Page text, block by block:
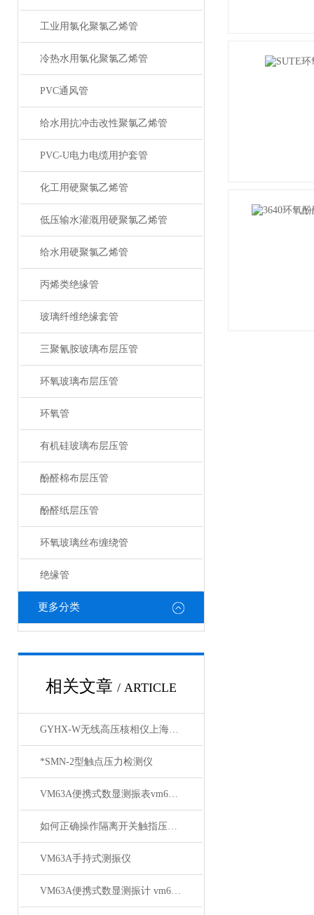
工业用氯化聚氯乙烯管
冷热水用氯化聚氯乙烯管
PVC通风管
给水用抗冲击改性聚氯乙烯管
PVC-U电力电缆用护套管
化工用硬聚氯乙烯管
低压输水灌溉用硬聚氯乙烯管
给水用硬聚氯乙烯管
丙烯类绝缘管
玻璃纤维绝缘套管
三聚氰胺玻璃布层压管
环氧玻璃布层压管
环氧管
有机硅玻璃布层压管
酚醛棉布层压管
酚醛纸层压管
环氧玻璃丝布缠绕管
绝缘管
更多分类
相关文章 / ARTICLE
GYHX-W无线高压核相仪上海徐吉电气
*SMN-2型触点压力检测仪
VM63A便携式数显测振表vm63a上海徐吉电气
如何正确操作隔离开关触指压力检测仪进行压力测量？
VM63A手持式测振仪
VM63A便携式数显测振计 vm63a测振仪厂家